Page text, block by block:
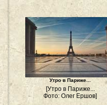
Утро в Париже...
[Утро в Париже...
Фото: Олег Ершов]